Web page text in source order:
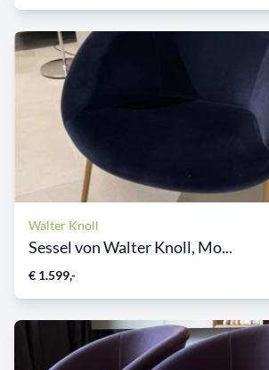
Walter Knoll
Sessel von Walter Knoll, Mo...
€ 1.599,-